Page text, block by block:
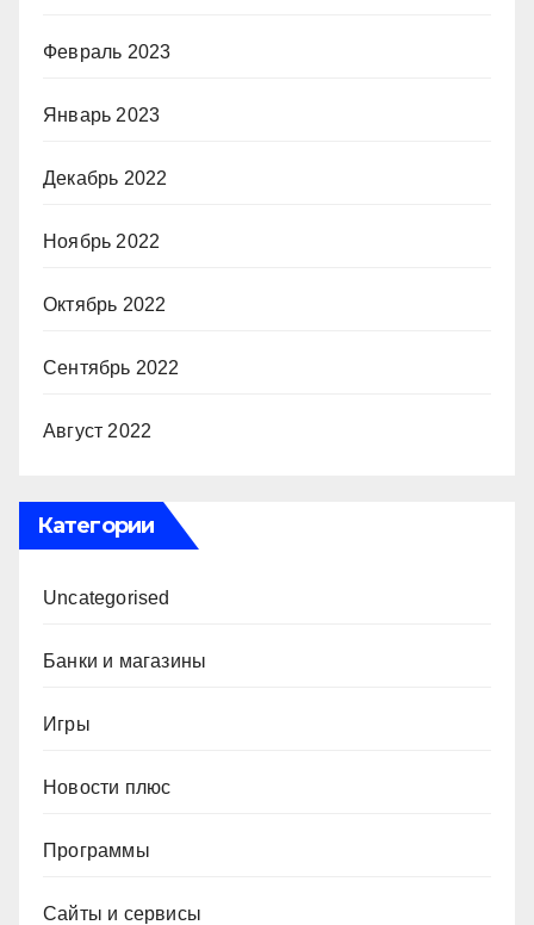
Февраль 2023
Январь 2023
Декабрь 2022
Ноябрь 2022
Октябрь 2022
Сентябрь 2022
Август 2022
Категории
Uncategorised
Банки и магазины
Игры
Новости плюс
Программы
Сайты и сервисы